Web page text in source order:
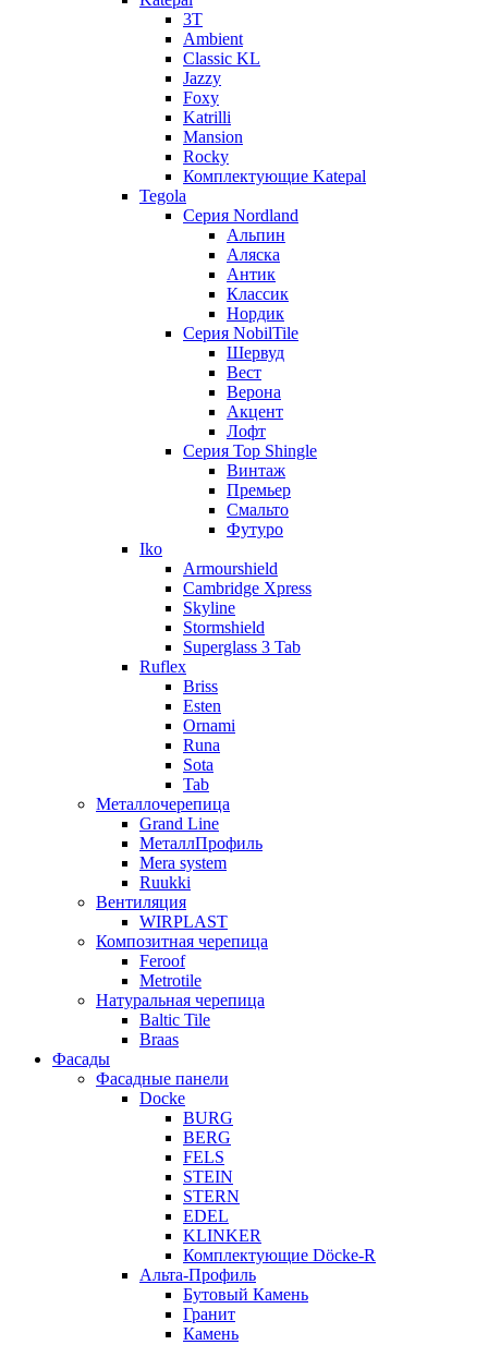
3T
Ambient
Classic KL
Jazzy
Foxy
Katrilli
Mansion
Rocky
Комплектующие Katepal
Tegola
Серия Nordland
Альпин
Аляска
Антик
Классик
Нордик
Серия NobilTile
Шервуд
Вест
Верона
Акцент
Лофт
Серия Top Shingle
Винтаж
Премьер
Смальто
Футуро
Iko
Armourshield
Cambridge Xpress
Skyline
Stormshield
Superglass 3 Tab
Ruflex
Briss
Esten
Ornami
Runa
Sota
Tab
Металлочерепица
Grand Line
МеталлПрофиль
Mera system
Ruukki
Вентиляция
WIRPLAST
Композитная черепица
Feroof
Metrotile
Натуральная черепица
Baltic Tile
Braas
Фасады
Фасадные панели
Docke
BURG
BERG
FELS
STEIN
STERN
EDEL
KLINKER
Комплектующие Döcke-R
Альта-Профиль
Бутовый Камень
Гранит
Камень